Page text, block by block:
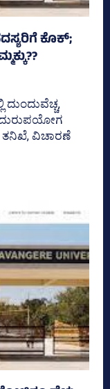
ಕೊಕ್‌;
ದುಂದುವೆಚ್ಚ,
ತನಿಖೆ, ವಿಚಾರಣೆ